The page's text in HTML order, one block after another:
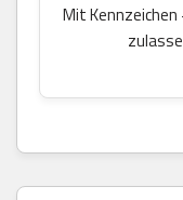
Mit Kennzeichen